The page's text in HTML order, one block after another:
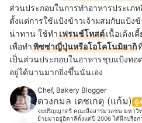
ส่วนประกอบในการทำอาหารประเภ
ตั้งแต่การใช้แป้งข้าวเจ้าผสมกับแป้ง
น่าทาน ใช้ทำเฟรนช์โทสต์เนื้อเด้งเ
เพื่อทำพิซซ่าญี่ปุ่นหรือโอโคโนมิยากิ
เป็นส่วนประกอบในอาหารชุบแป้งทอ
อยู่ได้นานมากยิ่งขึ้นนั่นเอง
Chef, Bakery Blogger
ดวงกมล เดชเกตุ (แก้ม) ผู้
จบปริญญาตรี คณะสื่อสารมวลชน มหาวิ
ย้ายมาอยู่อิตาลีตั้งแต่ปี 2006 ได้ฝึกปรือ